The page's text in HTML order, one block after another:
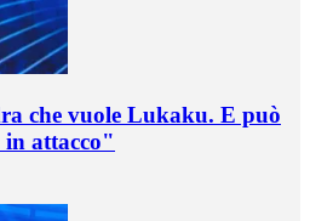
che vuole Lukaku. E può
in attacco"